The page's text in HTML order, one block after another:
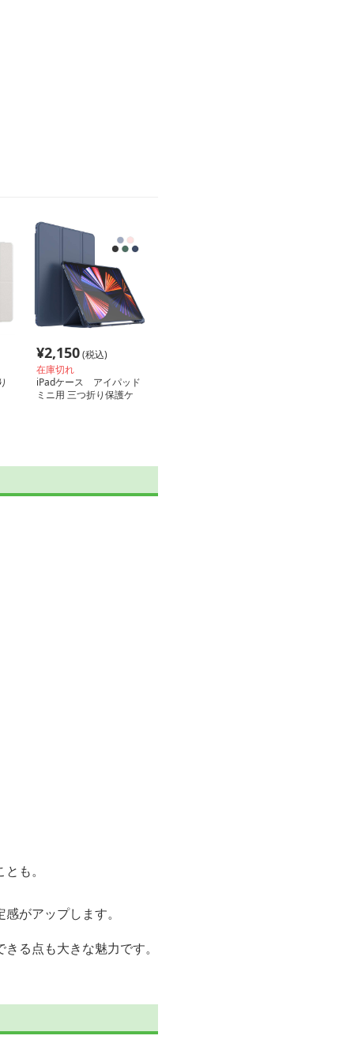
¥2,150(税込)
在庫切れ
iPadケース アイパッド
ミニ用 三つ折り保護ケ
とも。
がアップします。
る点も大きな魅力です。